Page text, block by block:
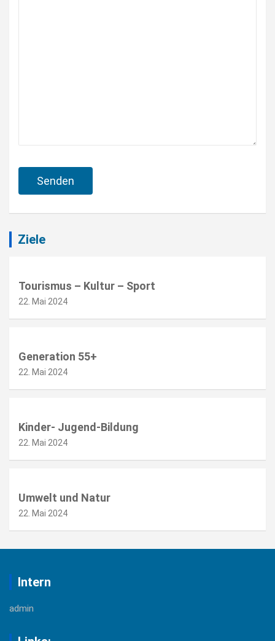
Beitragsnavigation
Ziele
Tourismus – Kultur – Sport
22. Mai 2024
Generation 55+
22. Mai 2024
Kinder- Jugend-Bildung
22. Mai 2024
Umwelt und Natur
22. Mai 2024
Intern
admin